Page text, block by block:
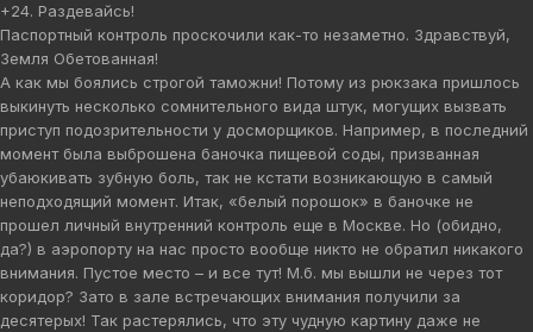
+24. Раздевайсь!
Паспортный контроль проскочили как-то незаметно. Здравствуй,
Земля Обетованная!
А как мы боялись строгой таможни! Потому из рюкзака пришлось
выкинуть несколько сомнительного вида штук, могущих вызвать
приступ подозрительности у досморщиков. Например, в последний
момент была выброшена баночка пищевой соды, призванная
убаюкивать зубную боль, так не кстати возникающую в самый
неподходящий момент. Итак, «белый порошок» в баночке не
прошел личный внутренний контроль еще в Москве. Но (обидно,
да?) в аэропорту на нас просто вообще никто не обратил никакого
внимания. Пустое место – и все тут! М.б. мы вышли не через тот
коридор? Зато в зале встречающих внимания получили за
десятерых! Так растерялись, что эту чудную картину даже не